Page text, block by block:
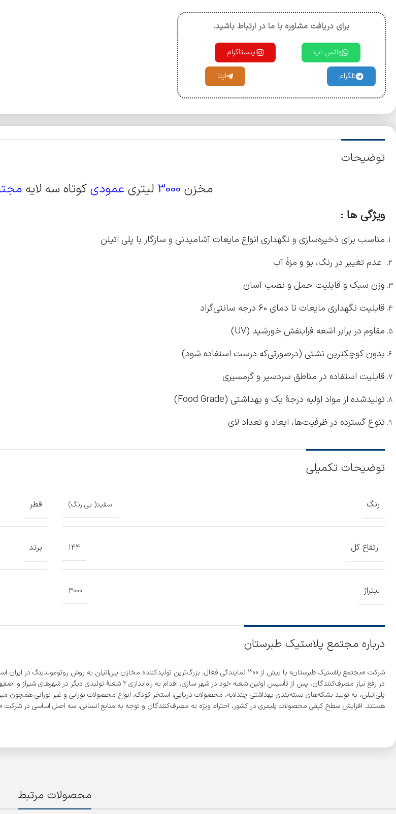
برای دریافت مشاوره با ما در ارتباط باشید.
واتس اپ اینستاگرام
تلگرام ایتا
توضیحات
مخزن 3000 لیتری عمودیکوتاه سه لایه
ویژگی ها :
مناسب برای ذخیره‌سازی و نگهداری انواع مایعات آشامیدنی و سازگار با پلی اتیلن
عدم تغییر در رنگ، بو و مزۀ آب
وزن سبک و قابلیت حمل و نصب آسان
قابلیت نگهداری مایعات تا دمای 60 درجه سانتی‌گراد
مقاوم در برابر اشعه فرابنفش خورشید (UV)
بدون کوچکترین نشتی (درصورتی‌که درست استفاده شود)
قابلیت استفاده در مناطق سردسیر و گرمسیری
تولیدشده از مواد اولیه درجۀ یک و بهداشتی (Food Grade)
تنوع گسترده در ظرفیت‌ها، ابعاد و تعداد لای
توضیحات تکمیلی
رنگ سفید( بی رنگ) قطر
ارتفاع کل 144 برند
لیتراژ 3000
درباره مجتمع پلاستیک طبرستان
در رفع نیاز مصرف‌کنندگان، پس از تأسیس اولین شعبه خود در شهر
پلی‌اتیلن، به تولید بشکه‌های بسته‌بندی بهداشتی چندلایه، محصولات دریایی، استخر کودک، انواع محصولات نورانی و غیر نورانی همچون
هستند. افزایش سطح کیفی محصولات پلیمری در کشور، احترام ویژه به مصرف‌کنندگان و توجه به منابع انسانی، سه اصل اساسی در شرکت
محصولات مرتبط